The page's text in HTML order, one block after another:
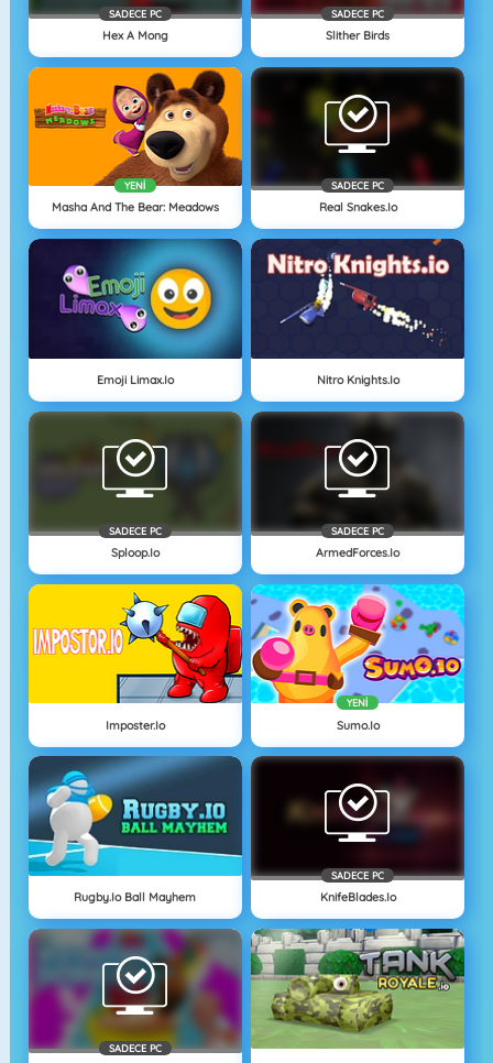
SADECE PC
Hex A Mong
SADECE PC
Slither Birds
YENI
Masha And The Bear: Meadows
SADECE PC
Real Snakes.io
Emoji Limax.io Nitro Knights.Io
SADECE PC
Sploop.io
SADECE PC
ArmedForces.io
Imposter.io
YENI
Sumo.io
Rugby.io Ball Mayhem
SADECE PC
KnifeBlades.io
SADECE PC